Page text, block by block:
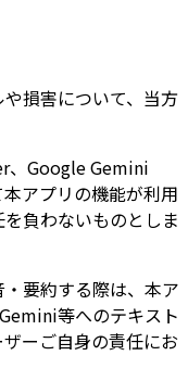
損害について、当方
、Google Gemini
アプリの機能が利用
負わないものとしま
要約する際は、本ア
等へのテキスト
ーご自身の責任にお